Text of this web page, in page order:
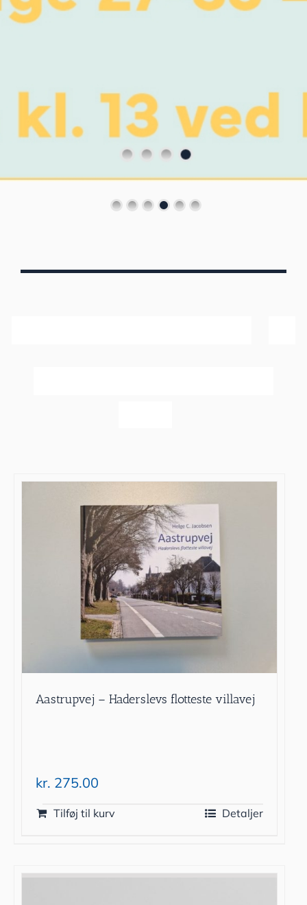
Aastrupvej – Haderslevs flotteste villavej
kr. 275.00
Tilføj til kurv Detaljer